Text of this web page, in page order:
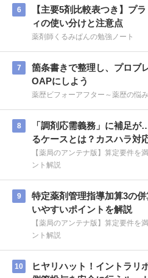
6
【主要5剤比較表つき】プ
ィの使い分けと注意点
薬剤師くるみぱんの勉強ノート
7
箇条書きで整理し、プロブ
OAPにしよう
薬歴ビフォーアフター～薬歴の悩
8
「調剤応需義務」に補足
るケースとは？カスハラ対
【薬局のアンテナ版】算定要件を
ント解説
9
特定薬剤管理指導加算3の
いやすいポイントを解説
【薬局のアンテナ版】算定要件を
ント解説
10
ヒヤリハット！イントラリ